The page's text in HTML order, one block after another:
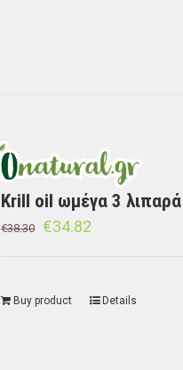
Krill oil ωμέγα 3
€38.30 €34.82
Buy product Details